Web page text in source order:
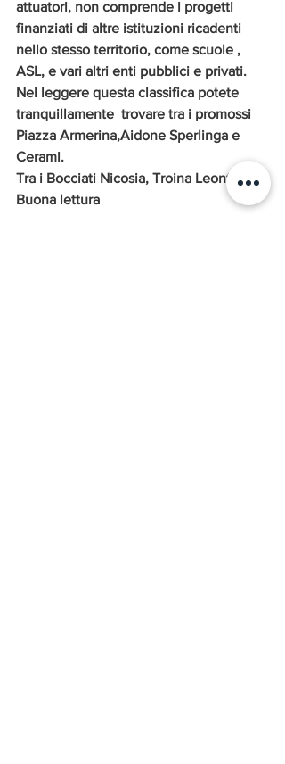
attuatori, non comprende i progetti
finanziati di altre istituzioni ricadenti
nello stesso territorio, come scuole ,
ASL, e vari altri enti pubblici e privati.
Nel leggere questa classifica potete
tranquillamente  trovare tra i promossi
Piazza Armerina,Aidone Sperlinga e
Cerami.
Tra i Bocciati Nicosia, Troina Leonforte..
Buona lettura